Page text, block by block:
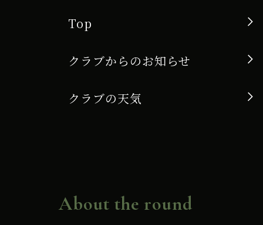
Top
クラブからのお知らせ
クラブの天気
About the round